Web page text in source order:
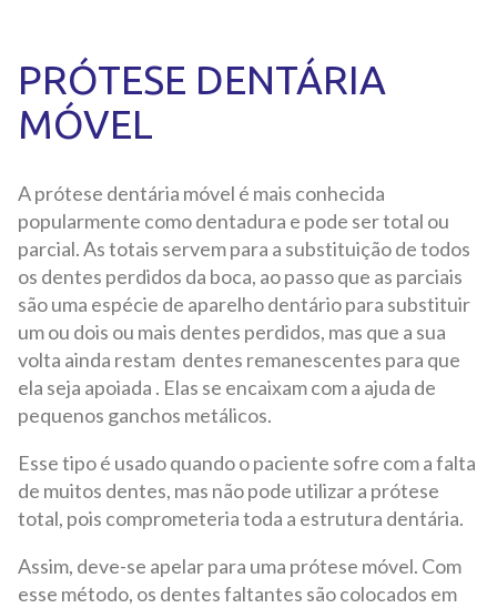
PRÓTESE DENTÁRIA
MÓVEL
A prótese dentária móvel é mais conhecida
popularmente como dentadura e pode ser total ou
parcial. As totais servem para a substituição de todos
os dentes perdidos da boca, ao passo que as parciais
são uma espécie de aparelho dentário para substituir
um ou dois ou mais dentes perdidos, mas que a sua
volta ainda restam dentes remanescentes para que
ela seja apoiada . Elas se encaixam com a ajuda de
pequenos ganchos metálicos.
Esse tipo é usado quando o paciente sofre com a falta
de muitos dentes, mas não pode utilizar a prótese
total, pois comprometeria toda a estrutura dentária.
Assim, deve-se apelar para uma prótese móvel. Com
esse método, os dentes faltantes são colocados em